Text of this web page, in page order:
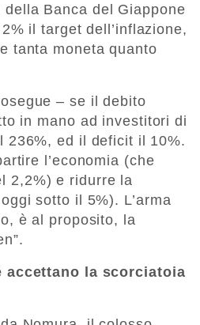
Banca del Giappone
il target dell’inflazione,
tanta moneta quanto
– se il debito
in mano ad investitori di
236%, ed il deficit il 10%.
l’economia (che
2,2%) e ridurre la
sotto il 5%). L’arma
è al proposito, la
accettano la scorciatoia